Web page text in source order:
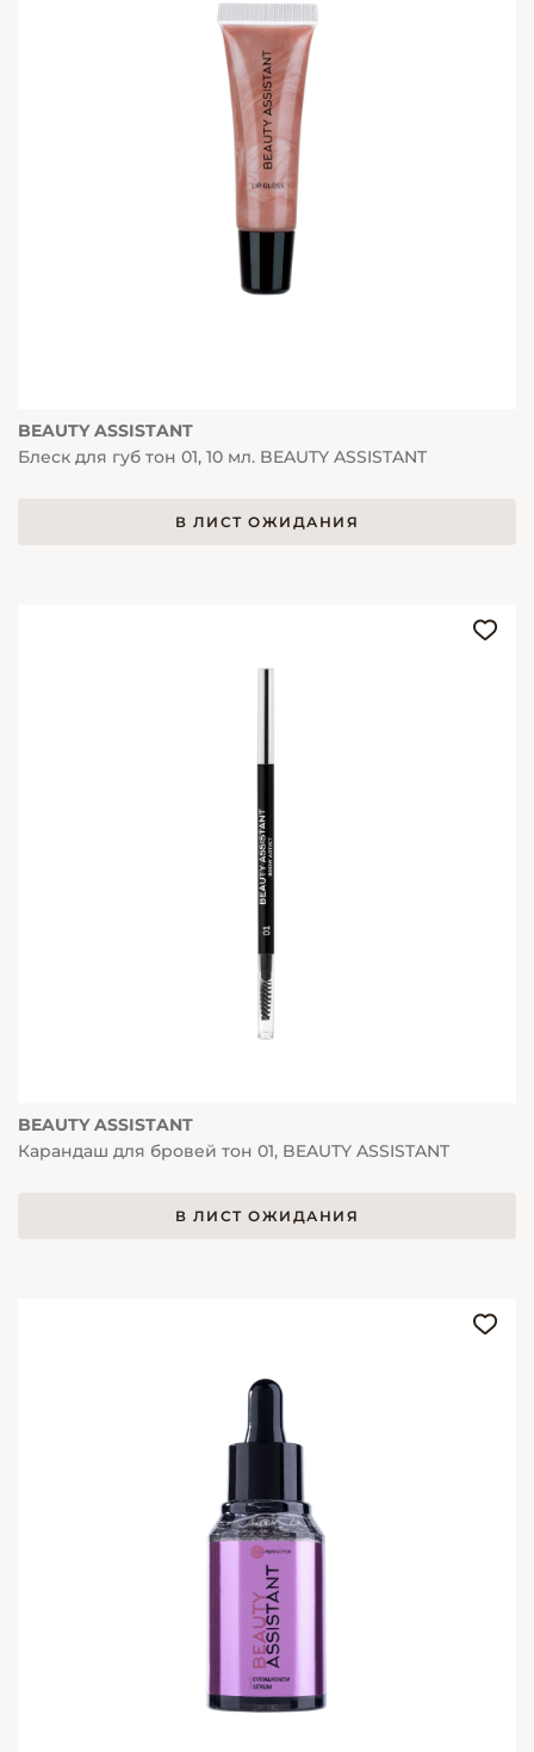
BEAUTY ASSISTANT
Блеск для губ тон 01, 10 мл. BEAUTY ASSISTANT
В ЛИСТ ОЖИДАНИЯ
BEAUTY ASSISTANT
Карандаш для бровей тон 01, BEAUTY ASSISTANT
В ЛИСТ ОЖИДАНИЯ